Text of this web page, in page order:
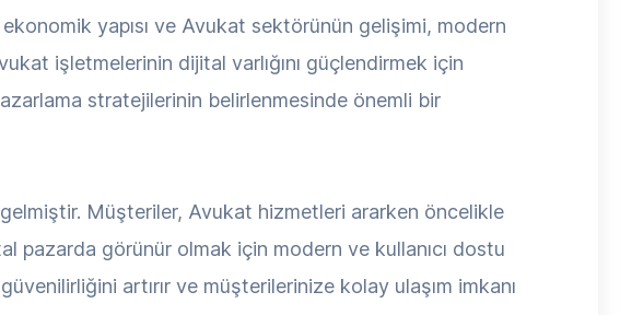
yapısı ve Avukat sektörünün gelişimi, modern
işletmelerinin dijital varlığını güçlendirmek için
stratejilerinin belirlenmesinde önemli bir
Müşteriler, Avukat hizmetleri ararken öncelikle
pazarda görünür olmak için modern ve kullanıcı dostu
artırır ve müşterilerinize kolay ulaşım imkanı